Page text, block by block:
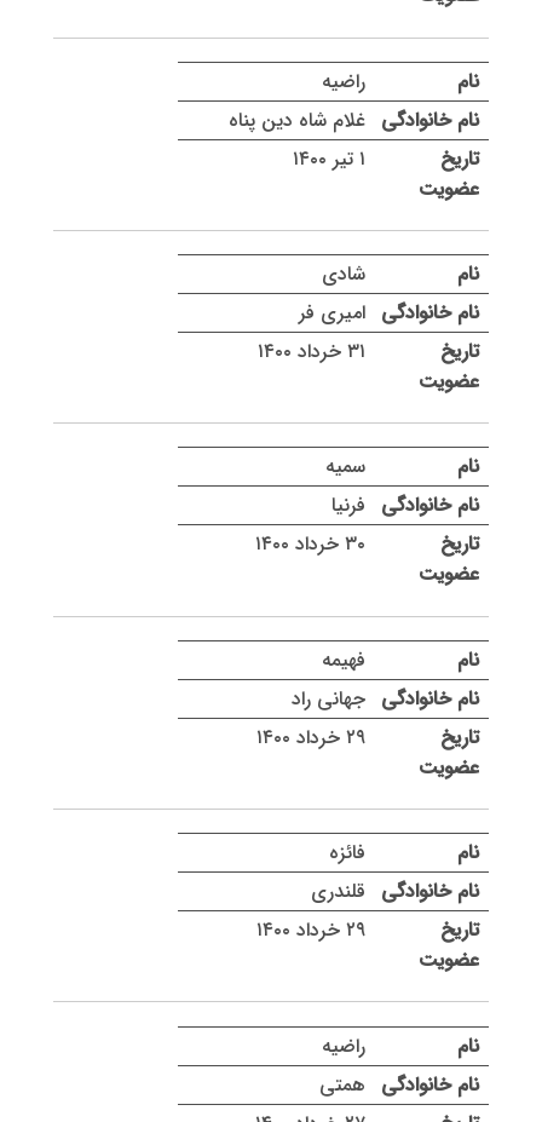
راضیه
غلام شاه دین پناه
۱ تیر ۱۴۰۰
شادی
امیری فر
۳۱ خرداد ۱۴۰۰
سمیه
فرنیا
۳۰ خرداد ۱۴۰۰
فهیمه
جهانی راد
۲۹ خرداد ۱۴۰۰
فائزه
قلندری
۲۹ خرداد ۱۴۰۰
راضیه
همتی